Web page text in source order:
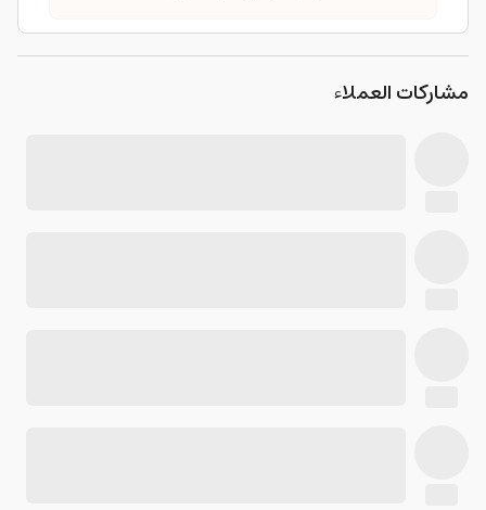
مشاركات العملاء